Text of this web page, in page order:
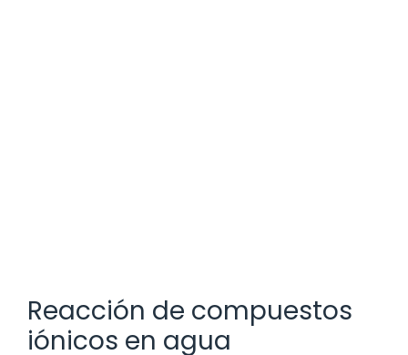
Reacción de compuestos
iónicos en agua